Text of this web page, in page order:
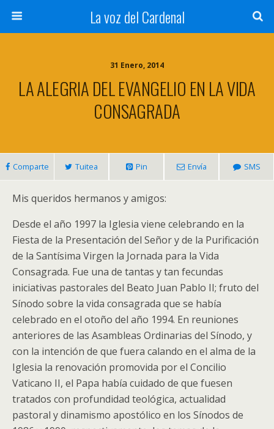
La voz del Cardenal
31 Enero, 2014
LA ALEGRIA DEL EVANGELIO EN LA VIDA
CONSAGRADA
Comparte Tuitea Pin Envía SMS
Mis queridos hermanos y amigos:
Desde el año 1997 la Iglesia viene celebrando en la
Fiesta de la Presentación del Señor y de la Purificación
de la Santísima Virgen la Jornada para la Vida
Consagrada. Fue una de tantas y tan fecundas
iniciativas pastorales del Beato Juan Pablo II; fruto del
Sínodo sobre la vida consagrada que se había
celebrado en el otoño del año 1994. En reuniones
anteriores de las Asambleas Ordinarias del Sínodo, y
con la intención de que fuera calando en el alma de la
Iglesia la renovación promovida por el Concilio
Vaticano II, el Papa había cuidado de que fuesen
tratados con profundidad teológica, actualidad
pastoral y dinamismo apostólico en los Sínodos de